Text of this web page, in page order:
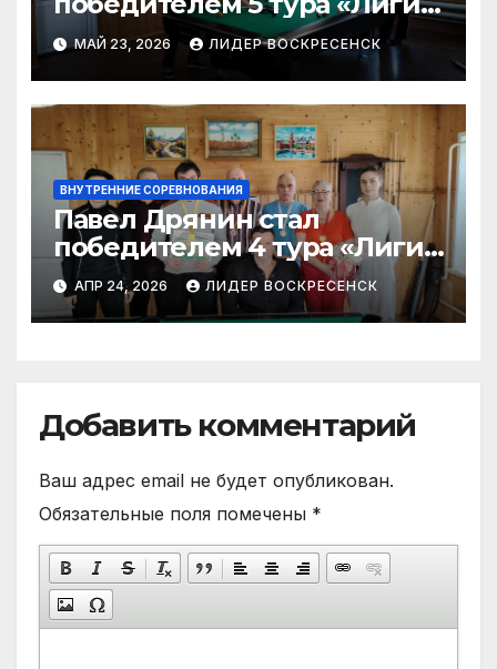
бильярда-2026»
МАЙ 23, 2026 ЛИДЕР ВОСКРЕСЕНСК
ВНУТРЕННИЕ СОРЕВНОВАНИЯ
Павел Дрянин стал
победителем 4 тура «Лиги
бильярда»
АПР 24, 2026 ЛИДЕР ВОСКРЕСЕНСК
Добавить комментарий
Ваш адрес email не будет опубликован.
Обязательные поля помечены *